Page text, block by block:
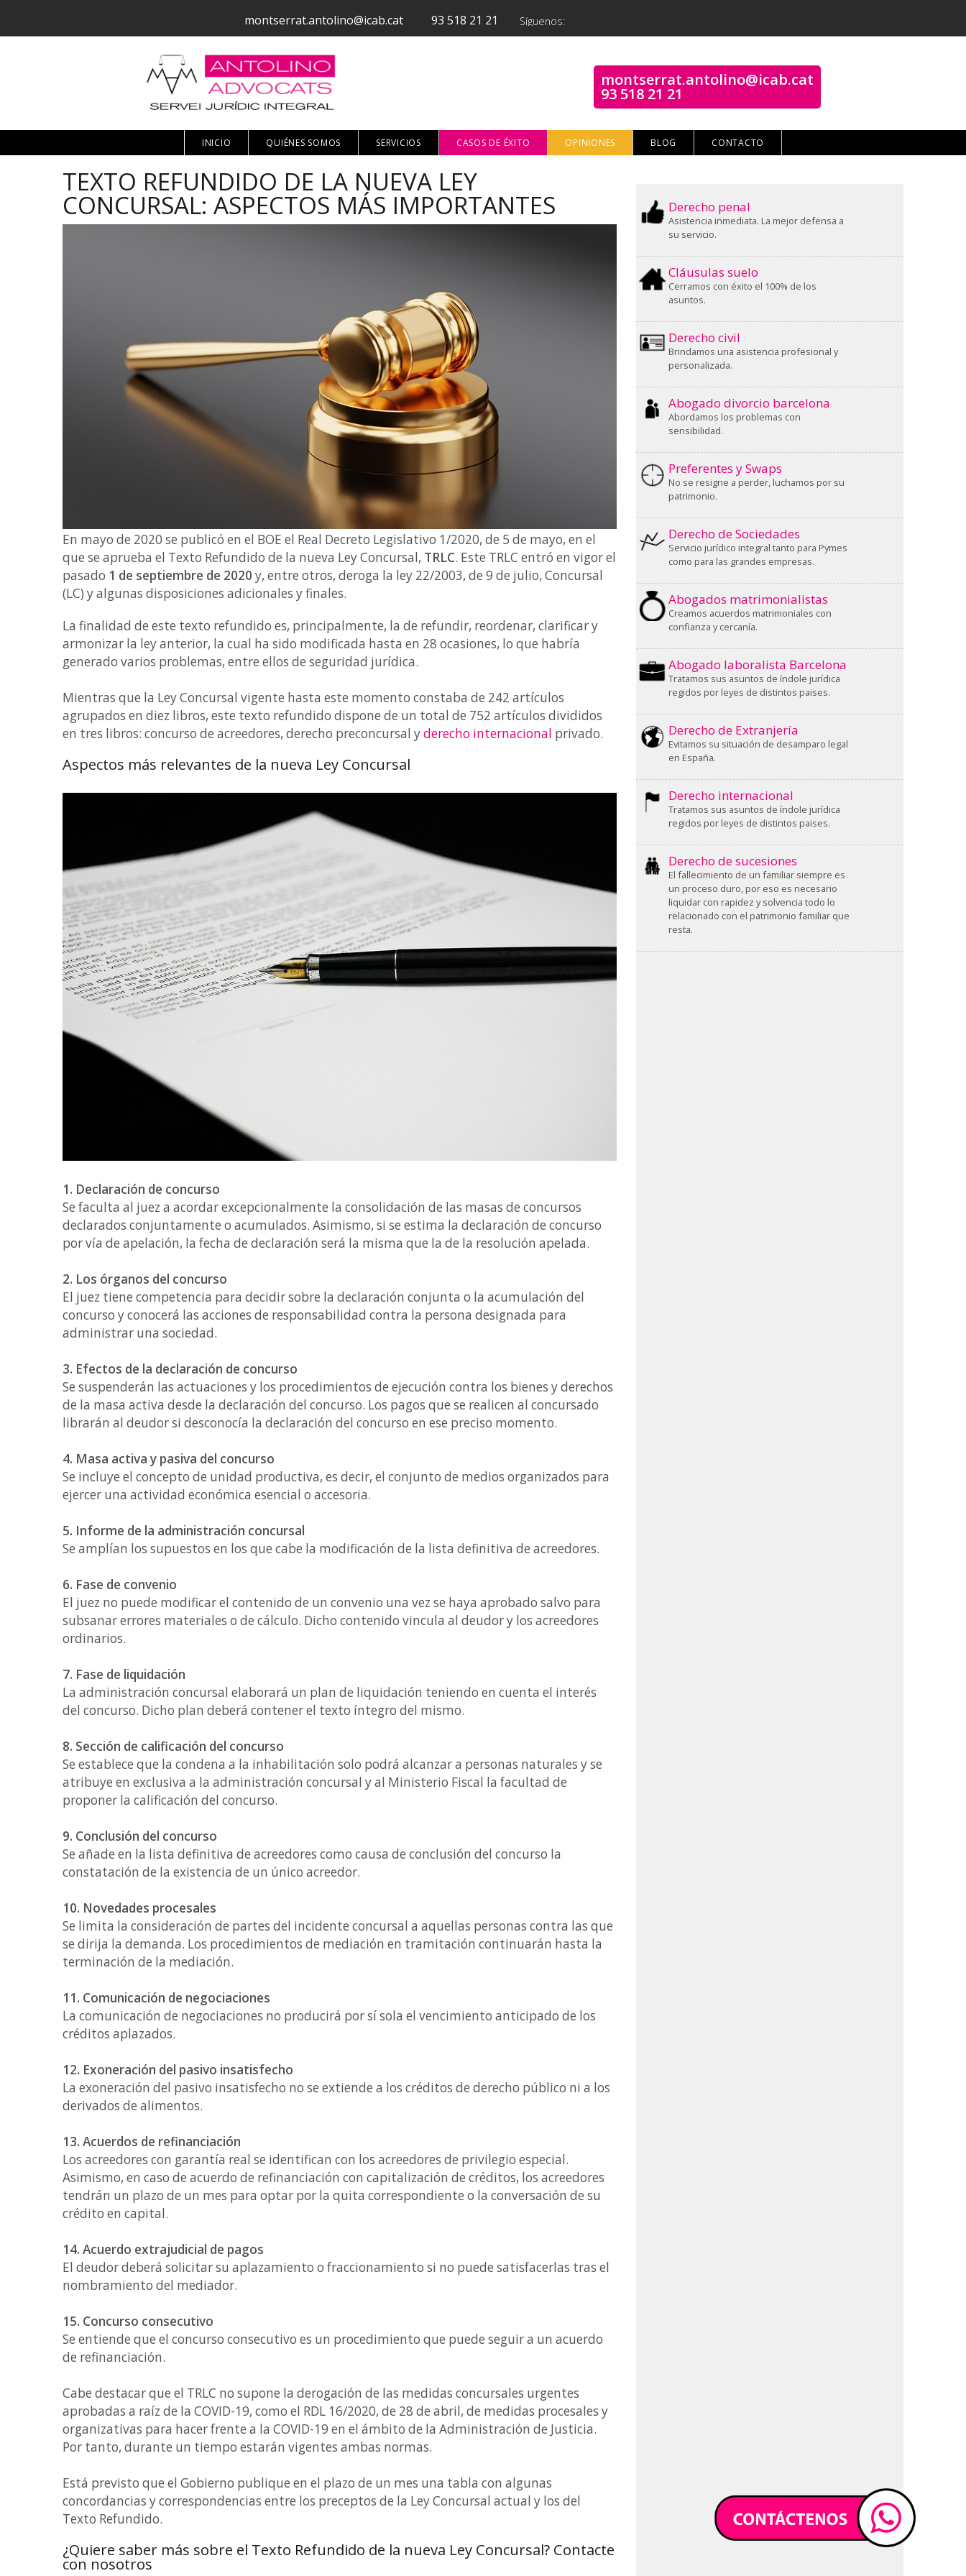
montserrat.antolino@icab.cat 93 518 21 21 Síguenos:
montserrat.antolino@icab.cat
93 518 21 21
INICIO QUIÉNES SOMOS SERVICIOS CASOS DE ÉXITO OPINIONES BLOG CONTACTO
TEXTO REFUNDIDO DE LA NUEVA LEY
CONCURSAL: ASPECTOS MÁS IMPORTANTES
En mayo de 2020 se publicó en el BOE el Real Decreto Legislativo 1/2020, de 5 de mayo, en el
que se aprueba el Texto Refundido de la nueva Ley Concursal, TRLC. Este TRLC entró en vigor el
pasado 1 de septiembre de 2020 y, entre otros, deroga la ley 22/2003, de 9 de julio, Concursal
(LC) y algunas disposiciones adicionales y finales.
La finalidad de este texto refundido es, principalmente, la de refundir, reordenar, clarificar y
armonizar la ley anterior, la cual ha sido modificada hasta en 28 ocasiones, lo que habría
generado varios problemas, entre ellos de seguridad jurídica.
Mientras que la Ley Concursal vigente hasta este momento constaba de 242 artículos
agrupados en diez libros, este texto refundido dispone de un total de 752 artículos divididos
en tres libros: concurso de acreedores, derecho preconcursal yderecho internacional privado.
Aspectos más relevantes de la nueva Ley Concursal
1. Declaración de concurso
Se faculta al juez a acordar excepcionalmente la consolidación de las masas de concursos
declarados conjuntamente o acumulados. Asimismo, si se estima la declaración de concurso
por vía de apelación, la fecha de declaración será la misma que la de la resolución apelada.
2. Los órganos del concurso
El juez tiene competencia para decidir sobre la declaración conjunta o la acumulación del
concurso y conocerá las acciones de responsabilidad contra la persona designada para
administrar una sociedad.
3. Efectos de la declaración de concurso
Se suspenderán las actuaciones y los procedimientos de ejecución contra los bienes y derechos
de la masa activa desde la declaración del concurso. Los pagos que se realicen al concursado
librarán al deudor si desconocía la declaración del concurso en ese preciso momento.
4. Masa activa y pasiva del concurso
Se incluye el concepto de unidad productiva, es decir, el conjunto de medios organizados para
ejercer una actividad económica esencial o accesoria.
5. Informe de la administración concursal
Se amplían los supuestos en los que cabe la modificación de la lista definitiva de acreedores.
6. Fase de convenio
El juez no puede modificar el contenido de un convenio una vez se haya aprobado salvo para
subsanar errores materiales o de cálculo. Dicho contenido vincula al deudor y los acreedores
ordinarios.
7. Fase de liquidación
La administración concursal elaborará un plan de liquidación teniendo en cuenta el interés
del concurso. Dicho plan deberá contener el texto íntegro del mismo.
8. Sección de calificación del concurso
Se establece que la condena a la inhabilitación solo podrá alcanzar a personas naturales y se
atribuye en exclusiva a la administración concursal y al Ministerio Fiscal la facultad de
proponer la calificación del concurso.
9. Conclusión del concurso
Se añade en la lista definitiva de acreedores como causa de conclusión del concurso la
constatación de la existencia de un único acreedor.
10. Novedades procesales
Se limita la consideración de partes del incidente concursal a aquellas personas contra las que
se dirija la demanda. Los procedimientos de mediación en tramitación continuarán hasta la
terminación de la mediación.
11. Comunicación de negociaciones
La comunicación de negociaciones no producirá por sí sola el vencimiento anticipado de los
créditos aplazados.
12. Exoneración del pasivo insatisfecho
La exoneración del pasivo insatisfecho no se extiende a los créditos de derecho público ni a los
derivados de alimentos.
13. Acuerdos de refinanciación
Los acreedores con garantía real se identifican con los acreedores de privilegio especial.
Asimismo, en caso de acuerdo de refinanciación con capitalización de créditos, los acreedores
tendrán un plazo de un mes para optar por la quita correspondiente o la conversación de su
crédito en capital.
14. Acuerdo extrajudicial de pagos
El deudor deberá solicitar su aplazamiento o fraccionamiento si no puede satisfacerlas tras el
nombramiento del mediador.
15. Concurso consecutivo
Se entiende que el concurso consecutivo es un procedimiento que puede seguir a un acuerdo
de refinanciación.
Cabe destacar que el TRLC no supone la derogación de las medidas concursales urgentes
aprobadas a raíz de la COVID-19, como el RDL 16/2020, de 28 de abril, de medidas procesales y
organizativas para hacer frente a la COVID-19 en el ámbito de la Administración de Justicia.
Por tanto, durante un tiempo estarán vigentes ambas normas.
Está previsto que el Gobierno publique en el plazo de un mes una tabla con algunas
concordancias y correspondencias entre los preceptos de la Ley Concursal actual y los del
Texto Refundido.
¿Quiere saber más sobre el Texto Refundido de la nueva Ley Concursal? Contacte
con nosotros
Derecho penal
Asistencia inmediata. La mejor defensa a
su servicio.
Cláusulas suelo
Cerramos con éxito el 100% de los
asuntos.
Derecho civil
Brindamos una asistencia profesional y
personalizada.
Abogado divorcio barcelona
Abordamos los problemas con
sensibilidad.
Preferentes y Swaps
No se resigne a perder, luchamos por su
patrimonio.
Derecho de Sociedades
Servicio jurídico integral tanto para Pymes
como para las grandes empresas.
Abogados matrimonialistas
Creamos acuerdos matrimoniales con
confianza y cercanía.
Abogado laboralista Barcelona
Tratamos sus asuntos de índole jurídica
regidos por leyes de distintos paises.
Derecho de Extranjería
Evitamos su situación de desamparo legal
en España.
Derecho internacional
Tratamos sus asuntos de índole jurídica
regidos por leyes de distintos paises.
Derecho de sucesiones
El fallecimiento de un familiar siempre es
un proceso duro, por eso es necesario
liquidar con rapidez y solvencia todo lo
relacionado con el patrimonio familiar que
resta.